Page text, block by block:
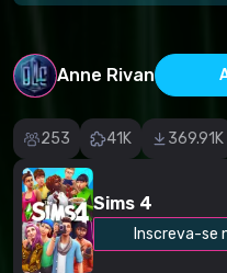
Anne Rivan
253 41K 369.91K
Sims 4
Inscreva-se
Descrição